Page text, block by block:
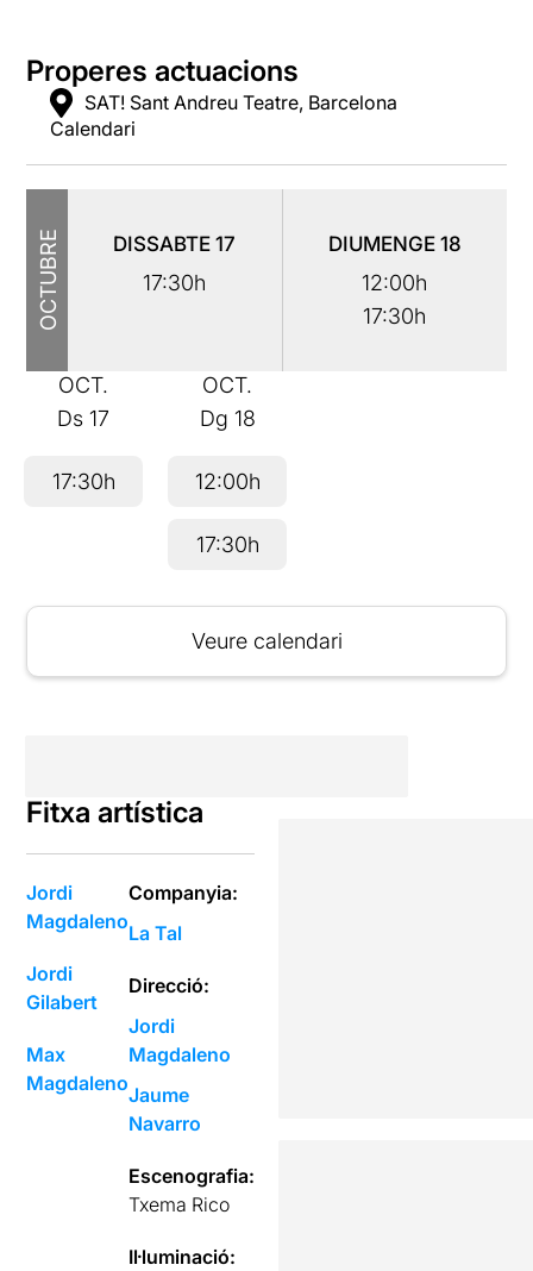
Properes actuacions
SAT! Sant Andreu Teatre, Barcelona
Calendari
OCTUBRE DISSABTE17
17:30h
DIUMENGE 18
12:00h
17:30h
OCT.
Ds17
17:30h
OCT.
Dg 18
12:00h
17:30h
Veure calendari
Fitxa artística
Jordi
Magdaleno
Jordi
Gilabert
Max
Magdaleno
Companyia:
La Tal
Direcció:
Jordi
Magdaleno
Jaume
Navarro
Escenografia:
Txema Rico
Il·luminació: